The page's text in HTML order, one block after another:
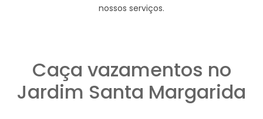
nossos serviços.
Caça vazamentos no
Jardim Santa Margarida